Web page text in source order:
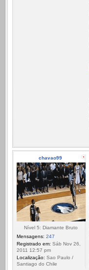
chavao99
Nível 5: Diamante Bruto
Mensagens: 247
Registrado em: Sáb Nov 26,
2011 12:57 pm
Localização: Sao Paulo /
Santiago do Chile